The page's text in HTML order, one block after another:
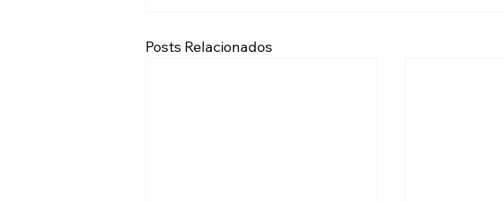
Posts Relacionados